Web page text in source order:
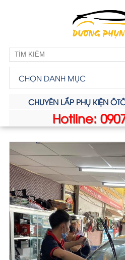
CHỌN DANH MỤC
CHUYÊN LẮP PHỤ KIỆN
Hotline: